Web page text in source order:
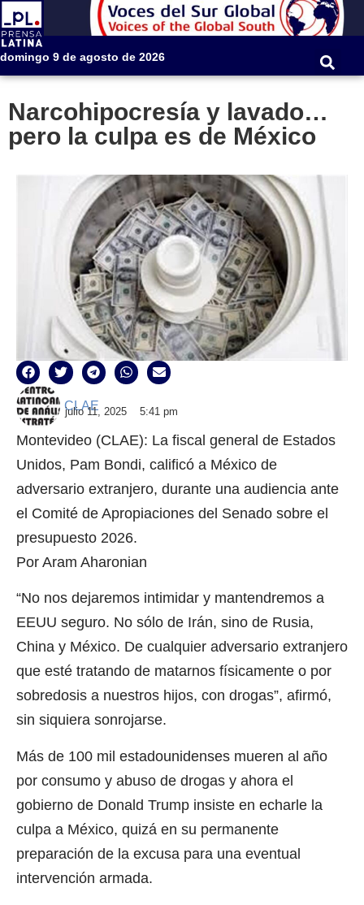
domingo 9 de agosto de 2026
Narcohipocresía y lavado…
pero la culpa es de México
CLAE
julio 11, 2025 5:41 pm
Montevideo (CLAE): La fiscal general de Estados
Unidos, Pam Bondi, calificó a México de
adversario extranjero, durante una audiencia ante
el Comité de Apropiaciones del Senado sobre el
presupuesto 2026.
Por Aram Aharonian
“No nos dejaremos intimidar y mantendremos a
EEUU seguro. No sólo de Irán, sino de Rusia,
China y México. De cualquier adversario extranjero
que esté tratando de matarnos físicamente o por
sobredosis a nuestros hijos, con drogas”, afirmó,
sin siquiera sonrojarse.
Más de 100 mil estadounidenses mueren al año
por consumo y abuso de drogas y ahora el
gobierno de Donald Trump insiste en echarle la
culpa a México, quizá en su permanente
preparación de la excusa para una eventual
intervención armada.